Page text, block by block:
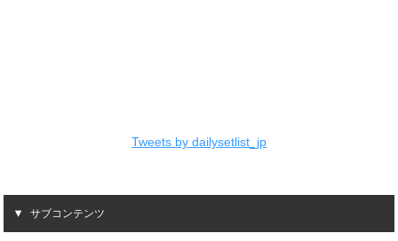
Tweets by dailysetlist_jp
サブコンテンツ